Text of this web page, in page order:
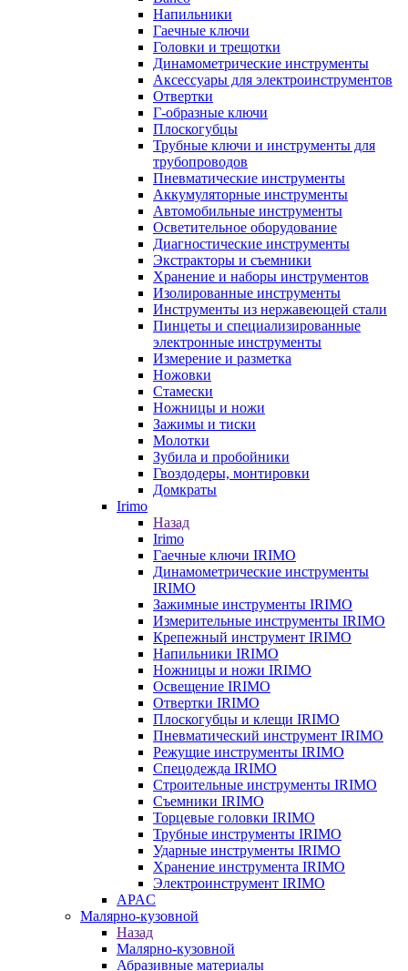
Напильники
Гаечные ключи
Головки и трещотки
Динамометрические инструменты
Аксессуары для электроинструментов
Отвертки
Г-образные ключи
Плоскогубцы
Трубные ключи и инструменты для
трубопроводов
Пневматические инструменты
Аккумуляторные инструменты
Автомобильные инструменты
Осветительное оборудование
Диагностические инструменты
Экстракторы и съемники
Хранение и наборы инструментов
Изолированные инструменты
Инструменты из нержавеющей стали
Пинцеты и специализированные
электронные инструменты
Измерение и разметка
Ножовки
Стамески
Ножницы и ножи
Зажимы и тиски
Молотки
Зубила и пробойники
Гвоздодеры, монтировки
Домкраты
Irimo
Назад
Irimo
Гаечные ключи IRIMO
Динамометрические инструменты
IRIMO
Зажимные инструменты IRIMO
Измерительные инструменты IRIMO
Крепежный инструмент IRIMO
Напильники IRIMO
Ножницы и ножи IRIMO
Освещение IRIMO
Отвертки IRIMO
Плоскогубцы и клещи IRIMO
Пневматический инструмент IRIMO
Режущие инструменты IRIMO
Спецодежда IRIMO
Строительные инструменты IRIMO
Съемники IRIMO
Торцевые головки IRIMO
Трубные инструменты IRIMO
Ударные инструменты IRIMO
Хранение инструмента IRIMO
Электроинструмент IRIMO
APAC
Малярно-кузовной
Назад
Малярно-кузовной
Абразивные материалы